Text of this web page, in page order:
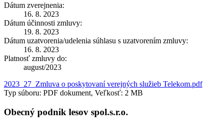
Dátum zverejnenia:
16. 8. 2023
Dátum účinnosti zmluvy:
19. 8. 2023
Dátum uzatvorenia/udelenia súhlasu s uzatvorením zmluvy:
16. 8. 2023
Platnosť zmluvy do:
august/2023
2023_27_Zmluva o poskytovaní verejných služieb Telekom.pdf
Typ súboru: PDF dokument, Veľkosť: 2 MB
Obecný podnik lesov spol.s.r.o.